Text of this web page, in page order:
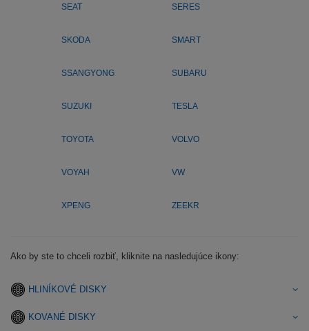
SEAT SERES
SKODA SMART
SSANGYONG SUBARU
SUZUKI TESLA
TOYOTA VOLVO
VOYAH VW
XPENG ZEEKR
Ako by ste to chceli rozbiť, kliknite na nasledujúce ikony:
HLINÍKOVÉ DISKY
KOVANÉ DISKY